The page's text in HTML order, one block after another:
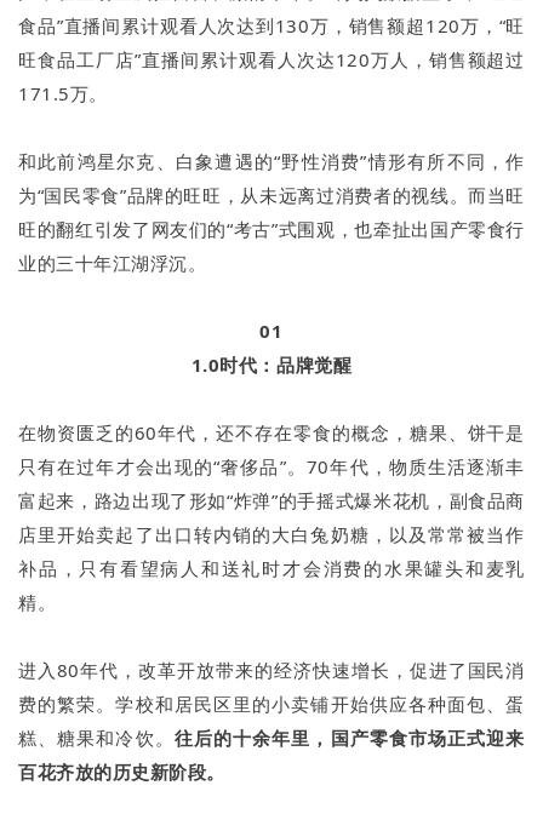
食品”直播间累计观看人次达到130万，销售额超120万，“旺
旺食品工厂店”直播间累计观看人次达120万人，销售额超过
171.5万。
和此前鸿星尔克、白象遭遇的“野性消费”情形有所不同，作
为“国民零食”品牌的旺旺，从未远离过消费者的视线。而当旺
旺的翻红引发了网友们的“考古”式围观，也牵扯出国产零食行
业的三十年江湖浮沉。
01
1.0时代：品牌觉醒
在物资匮乏的60年代，还不存在零食的概念，糖果、饼干是
只有在过年才会出现的“奢侈品”。70年代，物质生活逐渐丰
富起来，路边出现了形如“炸弹”的手摇式爆米花机，副食品商
店里开始卖起了出口转内销的大白兔奶糖，以及常常被当作
补品，只有看望病人和送礼时才会消费的水果罐头和麦乳
精。
进入80年代，改革开放带来的经济快速增长，促进了国民消
费的繁荣。学校和居民区里的小卖铺开始供应各种面包、蛋
糕、糖果和冷饮。 往后的十余年里，国产零食市场正式迎来
百花齐放的历史新阶段。